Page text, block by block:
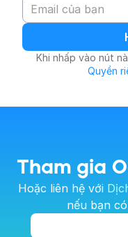
Khi nhấp vào nút
Quyền
Tham gia
Hoặc liên hệ với
nếu bạn